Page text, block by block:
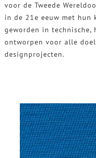
voor de Tweede
in de 21e eeuw met hun
geworden in technische,
ontworpen voor alle
designprojecten.